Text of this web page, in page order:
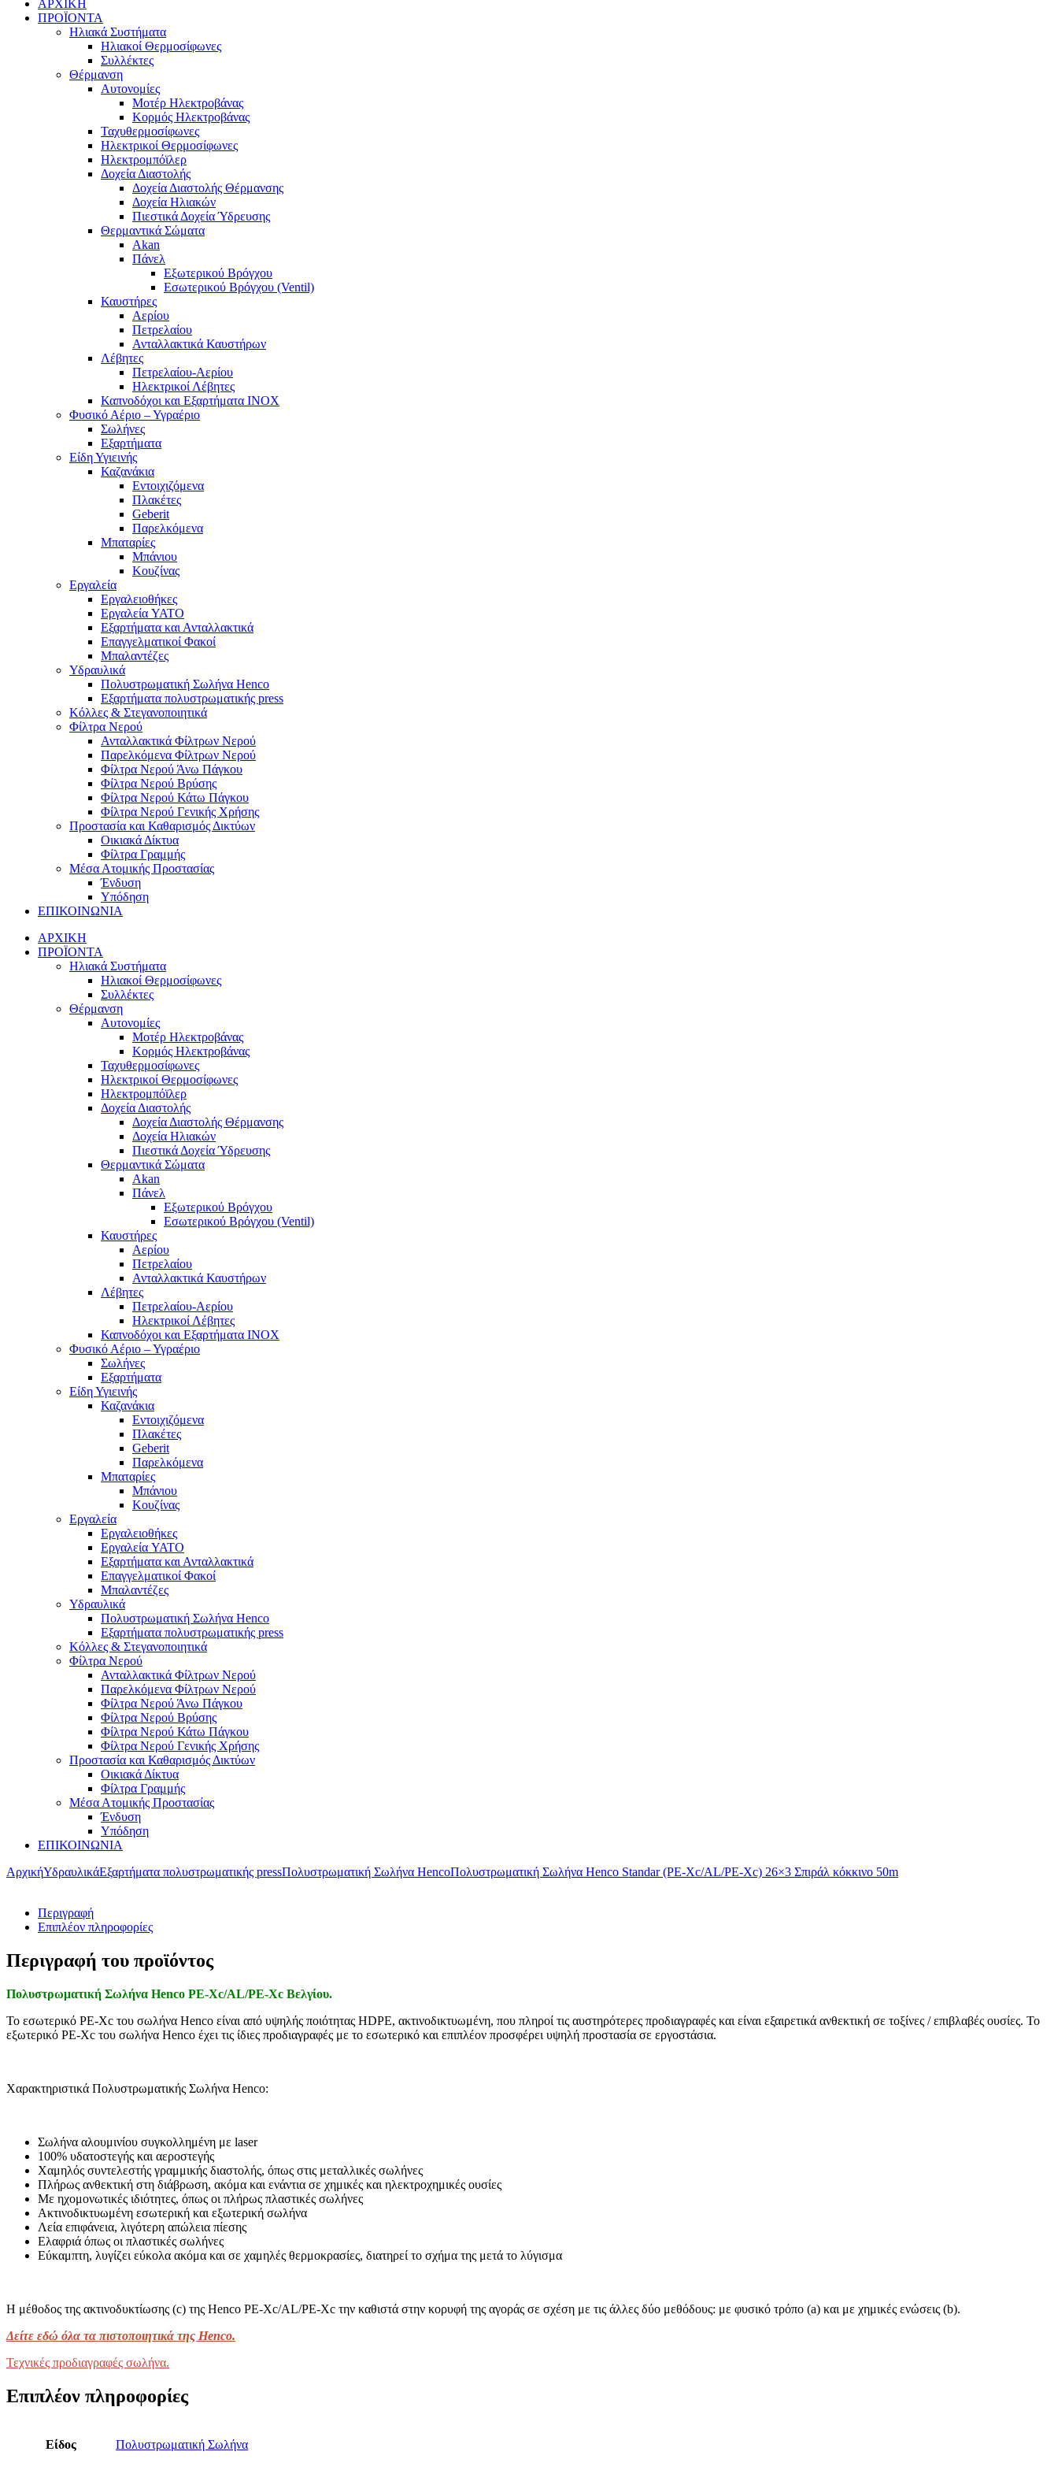
ΑΡΧΙΚΗ
ΠΡΟΪΟΝΤΑ
Ηλιακά Συστήματα
Ηλιακοί Θερμοσίφωνες
Συλλέκτες
Θέρμανση
Αυτονομίες
Μοτέρ Ηλεκτροβάνας
Κορμός Ηλεκτροβάνας
Ταχυθερμοσίφωνες
Ηλεκτρικοί Θερμοσίφωνες
Ηλεκτρομπόϊλερ
Δοχεία Διαστολής
Δοχεία Διαστολής Θέρμανσης
Δοχεία Ηλιακών
Πιεστικά Δοχεία Ύδρευσης
Θερμαντικά Σώματα
Akan
Πάνελ
Εξωτερικού Βρόγχου
Εσωτερικού Βρόγχου (Ventil)
Καυστήρες
Αερίου
Πετρελαίου
Ανταλλακτικά Καυστήρων
Λέβητες
Πετρελαίου-Αερίου
Ηλεκτρικοί Λέβητες
Καπνοδόχοι και Εξαρτήματα ΙΝΟΧ
Φυσικό Αέριο – Υγραέριο
Σωλήνες
Εξαρτήματα
Είδη Υγιεινής
Καζανάκια
Εντοιχιζόμενα
Πλακέτες
Geberit
Παρελκόμενα
Μπαταρίες
Μπάνιου
Κουζίνας
Εργαλεία
Εργαλειοθήκες
Εργαλεία YATO
Εξαρτήματα και Ανταλλακτικά
Επαγγελματικοί Φακοί
Μπαλαντέζες
Υδραυλικά
Πολυστρωματική Σωλήνα Henco
Εξαρτήματα πολυστρωματικής press
Κόλλες & Στεγανοποιητικά
Φίλτρα Νερού
Ανταλλακτικά Φίλτρων Νερού
Παρελκόμενα Φίλτρων Νερού
Φίλτρα Νερού Άνω Πάγκου
Φίλτρα Νερού Βρύσης
Φίλτρα Νερού Κάτω Πάγκου
Φίλτρα Νερού Γενικής Χρήσης
Προστασία και Καθαρισμός Δικτύων
Οικιακά Δίκτυα
Φίλτρα Γραμμής
Μέσα Ατομικής Προστασίας
Ένδυση
Υπόδηση
ΕΠΙΚΟΙΝΩΝΙΑ
ΑΡΧΙΚΗ
ΠΡΟΪΟΝΤΑ
Ηλιακά Συστήματα
Ηλιακοί Θερμοσίφωνες
Συλλέκτες
Θέρμανση
Αυτονομίες
Μοτέρ Ηλεκτροβάνας
Κορμός Ηλεκτροβάνας
Ταχυθερμοσίφωνες
Ηλεκτρικοί Θερμοσίφωνες
Ηλεκτρομπόϊλερ
Δοχεία Διαστολής
Δοχεία Διαστολής Θέρμανσης
Δοχεία Ηλιακών
Πιεστικά Δοχεία Ύδρευσης
Θερμαντικά Σώματα
Akan
Πάνελ
Εξωτερικού Βρόγχου
Εσωτερικού Βρόγχου (Ventil)
Καυστήρες
Αερίου
Πετρελαίου
Ανταλλακτικά Καυστήρων
Λέβητες
Πετρελαίου-Αερίου
Ηλεκτρικοί Λέβητες
Καπνοδόχοι και Εξαρτήματα ΙΝΟΧ
Φυσικό Αέριο – Υγραέριο
Σωλήνες
Εξαρτήματα
Είδη Υγιεινής
Καζανάκια
Εντοιχιζόμενα
Πλακέτες
Geberit
Παρελκόμενα
Μπαταρίες
Μπάνιου
Κουζίνας
Εργαλεία
Εργαλειοθήκες
Εργαλεία YATO
Εξαρτήματα και Ανταλλακτικά
Επαγγελματικοί Φακοί
Μπαλαντέζες
Υδραυλικά
Πολυστρωματική Σωλήνα Henco
Εξαρτήματα πολυστρωματικής press
Κόλλες & Στεγανοποιητικά
Φίλτρα Νερού
Ανταλλακτικά Φίλτρων Νερού
Παρελκόμενα Φίλτρων Νερού
Φίλτρα Νερού Άνω Πάγκου
Φίλτρα Νερού Βρύσης
Φίλτρα Νερού Κάτω Πάγκου
Φίλτρα Νερού Γενικής Χρήσης
Προστασία και Καθαρισμός Δικτύων
Οικιακά Δίκτυα
Φίλτρα Γραμμής
Μέσα Ατομικής Προστασίας
Ένδυση
Υπόδηση
ΕΠΙΚΟΙΝΩΝΙΑ
ΑρχικήΥδραυλικάEξαρτήματα πολυστρωματικής pressΠολυστρωματική Σωλήνα HencoΠολυστρωματική Σωλήνα Henco Standar (PE-Xc/AL/PE-Xc) 26×3 Σπιράλ κόκκινο 50m
Περιγραφή
Επιπλέον πληροφορίες
Περιγραφή του προϊόντος
Πολυστρωματική Σωλήνα Henco PE-Xc/AL/PE-Xc Βελγίου.
Το εσωτερικό PE-Xc του σωλήνα Henco είναι από υψηλής ποιότητας HDPE, ακτινοδικτυωμένη, που πληροί τις αυστηρότερες προδιαγραφές και είναι εξαιρετικά ανθεκτική σε τοξίνες / επιβλαβές ουσίες. Το
εξωτερικό PE-Xc του σωλήνα Henco έχει τις ίδιες προδιαγραφές με το εσωτερικό και επιπλέον προσφέρει υψηλή προστασία σε εργοστάσια.
Χαρακτηριστικά Πολυστρωματικής Σωλήνα Henco:
Σωλήνα αλουμινίου συγκολλημένη με laser
100% υδατοστεγής και αεροστεγής
Χαμηλός συντελεστής γραμμικής διαστολής, όπως στις μεταλλικές σωλήνες
Πλήρως ανθεκτική στη διάβρωση, ακόμα και ενάντια σε χημικές και ηλεκτροχημικές ουσίες
Με ηχομονωτικές ιδιότητες, όπως οι πλήρως πλαστικές σωλήνες
Ακτινοδικτυωμένη εσωτερική και εξωτερική σωλήνα
Λεία επιφάνεια, λιγότερη απώλεια πίεσης
Ελαφριά όπως οι πλαστικές σωλήνες
Εύκαμπτη, λυγίζει εύκολα ακόμα και σε χαμηλές θερμοκρασίες, διατηρεί το σχήμα της μετά το λύγισμα
Η μέθοδος της ακτινοδυκτίωσης (c) της Henco PE-Xc/AL/PE-Xc την καθιστά στην κορυφή της αγοράς σε σχέση με τις άλλες δύο μεθόδους: με φυσικό τρόπο (a) και με χημικές ενώσεις (b).
Δείτε εδώ όλα τα πιστοποιητικά της Henco.
Τεχνικές προδιαγραφές σωλήνα.
Επιπλέον πληροφορίες
Είδος Πολυστρωματική Σωλήνα